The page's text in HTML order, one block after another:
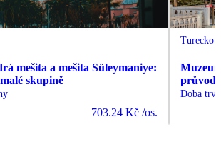
mešita a mešita Süleymaniye:
skupině
703.24 Kč /os.
Turecko
Doba